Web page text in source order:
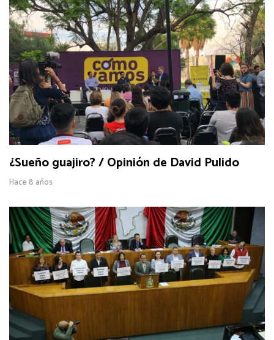
¿Sueño guajiro? / Opinión de David Pulido
Hace 8 años